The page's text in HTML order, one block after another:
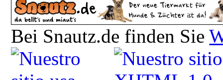
Bei Snautz.de finden Sie